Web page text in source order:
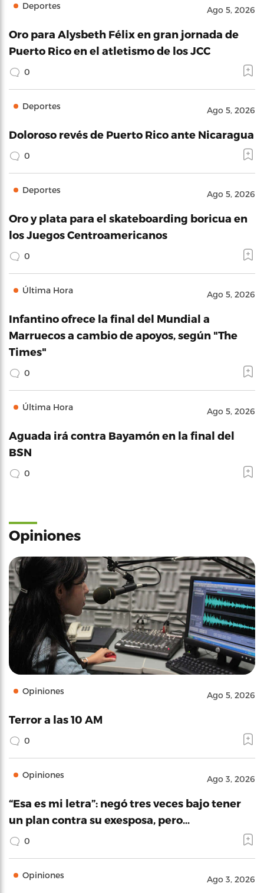
Deportes Ago 5, 2026
Oro para Alysbeth Félix en gran jornada de
Puerto Rico en el atletismo de los JCC
0
Deportes Ago 5, 2026
Doloroso revés de Puerto Rico ante Nicaragua
0
Deportes Ago 5, 2026
Oro y plata para el skateboarding boricua en
los Juegos Centroamericanos
0
Última Hora Ago 5, 2026
Infantino ofrece la final del Mundial a
Marruecos a cambio de apoyos, según "The
Times"
0
Última Hora Ago 5, 2026
Aguada irá contra Bayamón en la final del
BSN
0
Opiniones
Opiniones Ago 5, 2026
Terror a las 10 AM
0
Opiniones Ago 3, 2026
“Esa es mi letra”: negó tres veces bajo tener
un plan contra su exesposa, pero…
0
Opiniones Ago 3, 2026